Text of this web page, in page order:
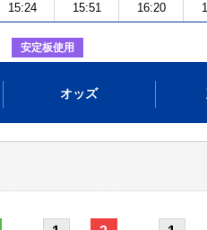
15:24 15:51 16:20
安定板使用
オッズ